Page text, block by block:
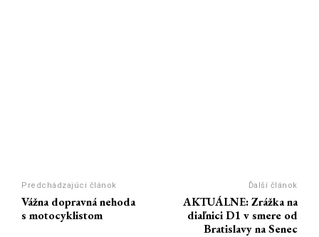
Predchádzajúci článok
Vážna dopravná nehoda
s motocyklistom
Ďalší článok
AKTUÁLNE: Zrážka na
diaľnici D1 v smere od
Bratislavy na Senec